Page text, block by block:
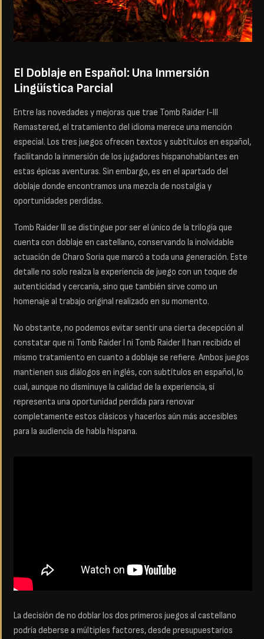
El Doblaje en Español: Una Inmersión
Lingüística Parcial
Entre las novedades y mejoras que trae Tomb Raider I-III
Remastered, el tratamiento del idioma merece una mención
especial. Los tres juegos ofrecen textos y subtítulos en español,
facilitando la inmersión de los jugadores hispanohablantes en
estas épicas aventuras. Sin embargo, es en el apartado del
doblaje donde encontramos una mezcla de nostalgia y
oportunidades perdidas.
Tomb Raider III se distingue por ser el único de la trilogía que
cuenta con doblaje en castellano, conservando la inolvidable
actuación de Charo Soria que marcó a toda una generación. Este
detalle no solo realza la experiencia de juego con un toque de
autenticidad y cercanía, sino que también sirve como un
homenaje al trabajo original realizado en su momento.
No obstante, no podemos evitar sentir una cierta decepción al
constatar que ni Tomb Raider I ni Tomb Raider II han recibido el
mismo tratamiento en cuanto a doblaje se refiere. Ambos juegos
mantienen sus diálogos en inglés, con subtítulos en español, lo
cual, aunque no disminuye la calidad de la experiencia, sí
representa una oportunidad perdida para renovar
completamente estos clásicos y hacerlos aún más accesibles
para la audiencia de habla hispana.
La decisión de no doblar los dos primeros juegos al castellano
podría deberse a múltiples factores, desde presupuestarios